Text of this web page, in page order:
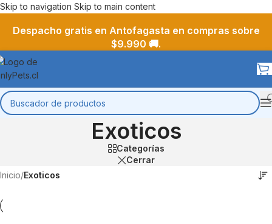
Skip to navigation Skip to main content
Despacho gratis en Antofagasta en compras sobre
$9.990 🚚.
Exoticos
Categorías
Cerrar
Inicio/Exoticos